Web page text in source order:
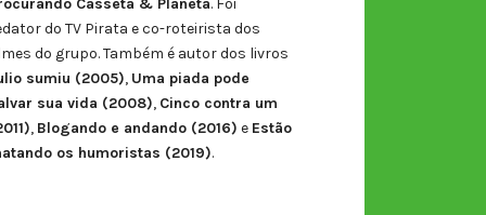
Casseta & Planeta. Foi
do TV Pirata e co-roteirista dos
do grupo. Também é autor dos livros
sumiu (2005), Uma piada pode
sua vida (2008), Cinco contra um
, Blogando e andando (2016) e Estão
os humoristas (2019).